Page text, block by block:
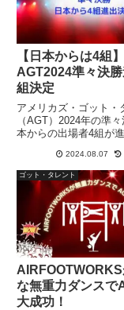
【日本からは4組】
AGT2024準々決
組決定
アメリカズ・ゴット・
（AGT）2024年の準
本からの出場者4組が進
せてお届けする記事で
2024.08.07
ゴット・タレント
な無重力ダンスで
大成功！